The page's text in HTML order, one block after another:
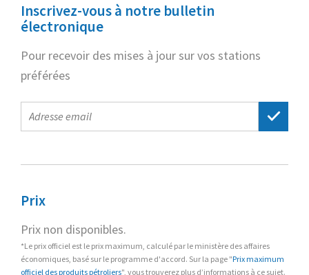
Inscrivez-vous à notre bulletin
électronique
Pour recevoir des mises à jour sur vos stations
préférées
E-
mail
Prix
Prix non disponibles.
*Le prix officiel est le prix maximum, calculé par le ministère des affaires
économiques, basé sur le programme d'accord. Sur la page "Prix maximum
officiel des produits pétroliers", vous trouverez plus d’informations à ce sujet.